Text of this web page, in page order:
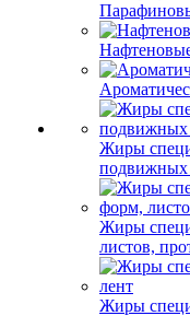
Жиры
подвижных
Жиры
листов,
Жиры